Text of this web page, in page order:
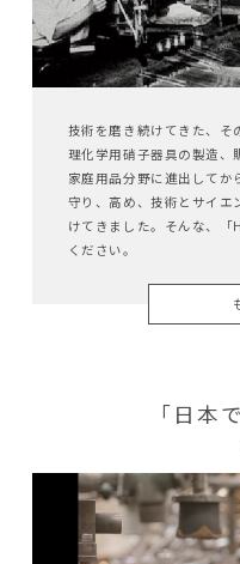
技術を磨き続けてきた、そ
理化学用硝子器具の製造、
家庭用品分野に進出してか
守り、高め、技術とサイエ
けてきました。そんな、「
ください。
「日本